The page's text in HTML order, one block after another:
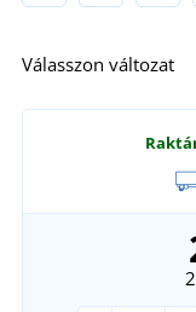
Válasszon változat